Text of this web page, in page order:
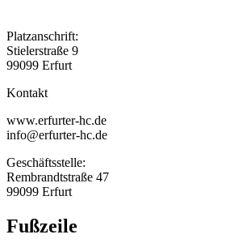
Platzanschrift:
Stielerstraße 9
99099 Erfurt
Kontakt
www.erfurter-hc.de
info@erfurter-hc.de
Geschäftsstelle:
Rembrandtstraße 47
99099 Erfurt
Fußzeile